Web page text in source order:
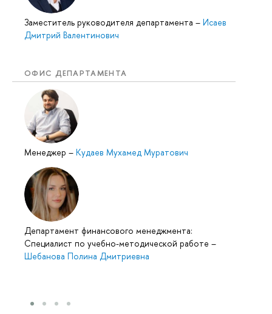
Заместитель руководителя департамента – Исаев
Дмитрий Валентинович
ОФИС ДЕПАРТАМЕНТА
Менеджер – Кудаев Мухамед Муратович
Департамент финансового менеджмента:
Специалист по учебно-методической работе –
Шебанова Полина Дмитриевна